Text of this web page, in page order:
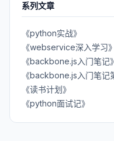
系列文章
《python实战》
《webservice深入学习》
《backbone.js入门笔记》
《backbone.js入门笔记
《读书计划》
《python面试记》